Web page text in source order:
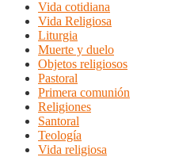
Vida cotidiana
Vida Religiosa
Liturgia
Muerte y duelo
Objetos religiosos
Pastoral
Primera comunión
Religiones
Santoral
Teología
Vida religiosa